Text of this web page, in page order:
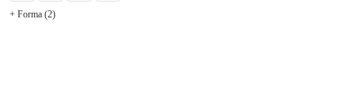
+ Forma (2)